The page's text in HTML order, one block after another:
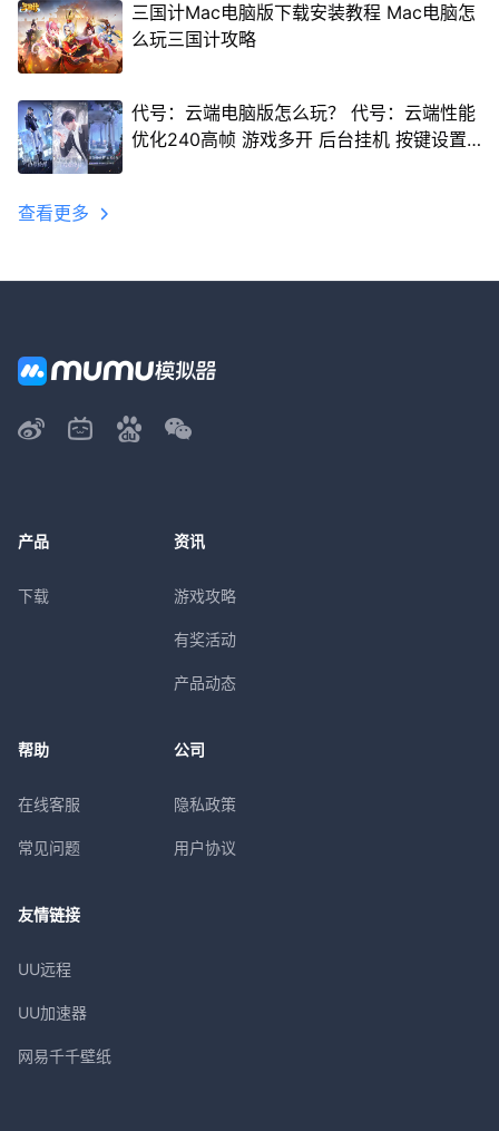
三国计Mac电脑版下载安装教程 Mac电脑怎
么玩三国计攻略
代号：云端电脑版怎么玩？ 代号：云端性能
优化240高帧 游戏多开 后台挂机 按键设置
查看更多
产品
下载
资讯
游戏攻略
有奖活动
产品动态
帮助
在线客服
常见问题
公司
隐私政策
用户协议
友情链接
UU远程
UU加速器
网易千千壁纸